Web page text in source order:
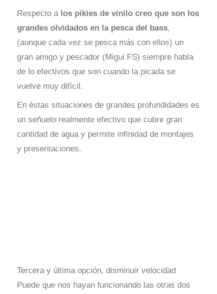
Respecto a los pikies de vinilo creo que son los
grandes olvidados en la pesca del bass,
(aunque cada vez se pesca más con ellos) un
gran amigo y pescador (Migui FS) siempre habla
de lo efectivos que son cuando la picada se
vuelve muy difícil.
En éstas situaciones de grandes profundidades es
un señuelo realmente efectivo que cubre gran
cantidad de agua y permite infinidad de montajes
y presentaciones.
Tercera y última opción, disminuir velocidad
Puede que nos hayan funcionando las otras dos